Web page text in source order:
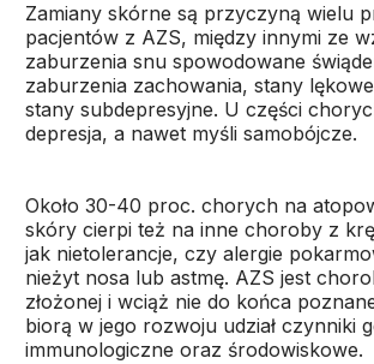
Zamiany skórne są przyczyną wielu
pacjentów z AZS, między innymi ze
zaburzenia snu spowodowane
zaburzenia zachowania, stany
stany subdepresyjne. U części
depresja, a nawet myśli samobójcze.
Około 30-40 proc. chorych na
skóry cierpi też na inne choroby z
jak nietolerancje, czy alergie
nieżyt nosa lub astmę. AZS jest
złożonej i wciąż nie do końca
biorą w jego rozwoju udział czynniki
immunologiczne oraz środowiskowe.